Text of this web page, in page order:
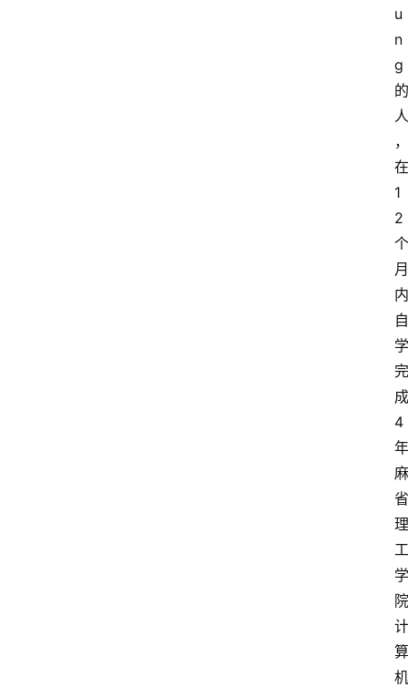
u
n
g
的
人
，
在
1
2
个
月
内
自
学
完
成
4
年
麻
省
理
工
学
院
计
算
机